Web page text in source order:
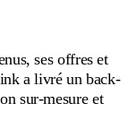
ses offres et
a livré un back-
sur-mesure et